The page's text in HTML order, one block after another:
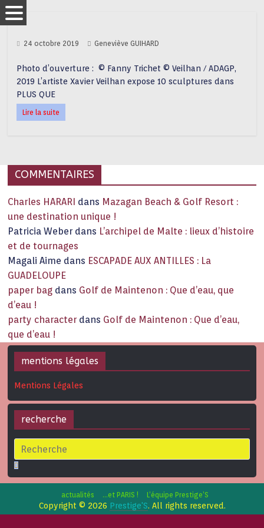
24 octobre 2019 Geneviève GUIHARD
Photo d’ouverture : © Fanny Trichet © Veilhan / ADAGP,
2019 L’artiste Xavier Veilhan expose 10 sculptures dans
PLUS QUE
Lire la suite
COMMENTAIRES
Charles HARARI dans Mazagan Beach & Golf Resort :
une destination unique !
Patricia Weber dans L’archipel de Malte : lieux d’histoire
et de tournages
Magali Aime dans ESCAPADE AUX ANTILLES : La
GUADELOUPE
paper bag dans Golf de Maintenon : Que d’eau, que
d’eau !
party character dans Golf de Maintenon : Que d’eau,
que d’eau !
mentions légales
Mentions Légales
recherche
actualités …et PARIS ! L’équipe Prestige’S
Copyright © 2026 Prestige'S. All rights reserved.